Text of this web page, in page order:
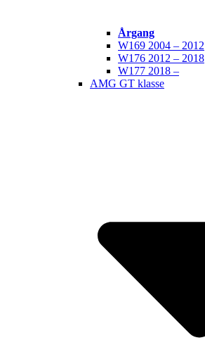
Årgang
W169 2004 – 2012
W176 2012 – 2018
W177 2018 –
AMG GT klasse